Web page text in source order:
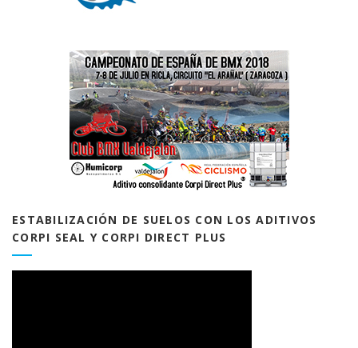
ESTABILIZACIÓN DE SUELOS CON LOS ADITIVOS
CORPI SEAL Y CORPI DIRECT PLUS